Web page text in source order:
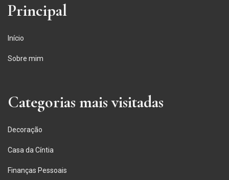
Principal
Início
Sobre mim
Categorias mais visitadas
Decoração
Casa da Cíntia
Finanças Pessoais